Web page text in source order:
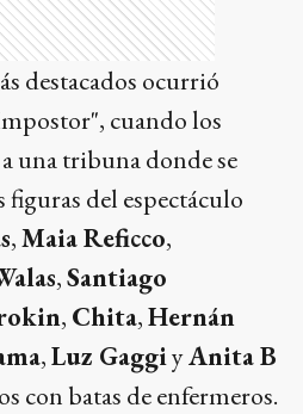
destacados ocurrió
cuando los
una tribuna donde se
del espectáculo
,Maia Reficco,
,Santiago
, Chita,Hernán
,Luz GaggiyAnita B
con batas de enfermeros.